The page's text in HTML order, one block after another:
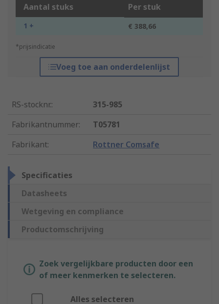
Aantal stuks Per stuk
1 + € 388,66
*prijsindicatie
Voeg toe aan onderdelenlijst
RS-stocknr.:
315-985
Fabrikantnummer:
T05781
Fabrikant: Rottner Comsafe
Specificaties
Datasheets
Wetgeving en compliance
Productomschrijving
Zoek vergelijkbare producten door een
of meer kenmerken te selecteren.
Alles selecteren